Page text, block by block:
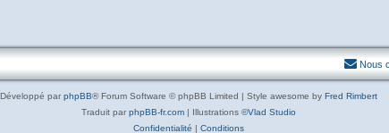
Nous
Développé par phpBB® Forum Software © phpBB Limited | Style awesome by Fred Rimbert
Traduit par phpBB-fr.com | Illustrations ©Vlad Studio
Confidentialité
Conditions